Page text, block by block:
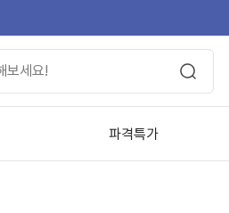
파격특가